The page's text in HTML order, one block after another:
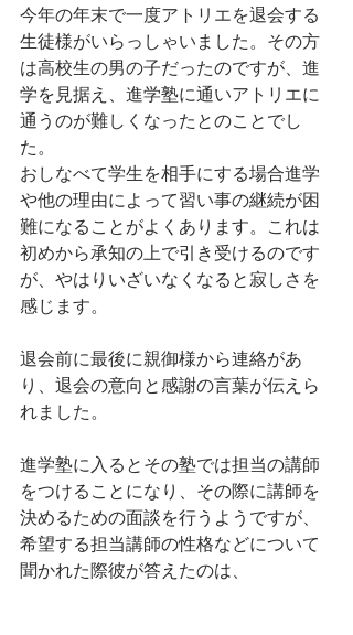
今年の年末で一度アトリエを退会する
生徒様がいらっしゃいました。その方
は高校生の男の子だったのですが、進
学を見据え、進学塾に通いアトリエに
通うのが難しくなったとのことでし
た。
おしなべて学生を相手にする場合進学
や他の理由によって習い事の継続が困
難になることがよくあります。これは
初めから承知の上で引き受けるのです
が、やはりいざいなくなると寂しさを
感じます。
退会前に最後に親御様から連絡があ
り、退会の意向と感謝の言葉が伝えら
れました。
進学塾に入るとその塾では担当の講師
をつけることになり、その際に講師を
決めるための面談を行うようですが、
希望する担当講師の性格などについて
聞かれた際彼が答えたのは、